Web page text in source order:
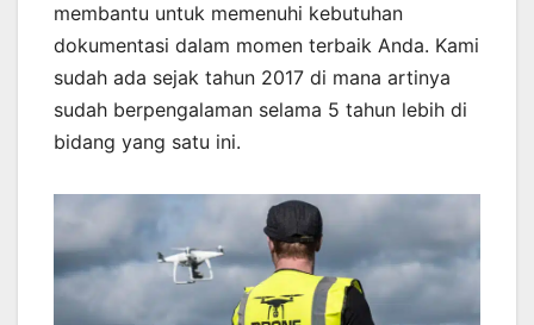
membantu untuk memenuhi kebutuhan
dokumentasi dalam momen terbaik Anda. Kami
sudah ada sejak tahun 2017 di mana artinya
sudah berpengalaman selama 5 tahun lebih di
bidang yang satu ini.